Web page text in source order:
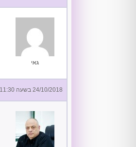
גאי
24/10/2018 בשעה 11:30